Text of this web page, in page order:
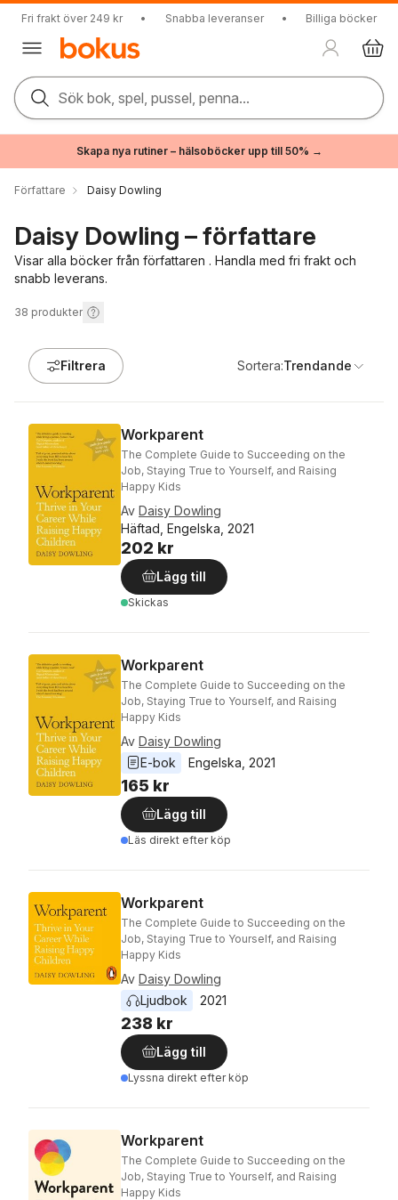
Fri frakt över 249 kr • Snabba leveranser • Billiga böcker
Sök bok, spel, pussel, penna...
Skapa nya rutiner – hälsoböcker upp till 50% →
Författare Daisy Dowling
Daisy Dowling – författare
Visar alla böcker från författaren . Handla med fri frakt och
snabb leverans.
38 produkter
Filtrera Sortera:Trendande
Workparent
The Complete Guide to Succeeding on the
Job, Staying True to Yourself, and Raising
Happy Kids
Av Daisy Dowling
Häftad, Engelska, 2021
202 kr
Lägg till
Skickas
Workparent
The Complete Guide to Succeeding on the
Job, Staying True to Yourself, and Raising
Happy Kids
Av Daisy Dowling
E-bok
Engelska 2021
165 kr
Lägg till
Läs direkt efter köp
Workparent
The Complete Guide to Succeeding on the
Job, Staying True to Yourself, and Raising
Happy Kids
Av Daisy Dowling
Ljudbok
2021
238 kr
Lägg till
Lyssna direkt efter köp
Workparent
The Complete Guide to Succeeding on the
Job, Staying True to Yourself, and Raising
Happy Kids